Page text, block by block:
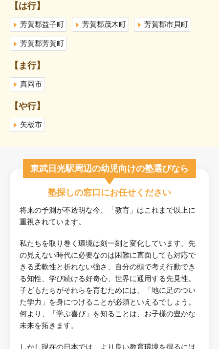
【は行】
芳賀郡益子町 芳賀郡茂木町 芳賀郡市貝町
芳賀郡芳賀町
【ま行】
真岡市
【や行】
矢板市
東武日光駅周辺の幼児向けの塾選びなら
塾探しの窓口にお任せください
将来の予測が不透明な今、「教育」はこれまで以上に
重視されています。
私たちを取り巻く環境は刻一刻と変化しています。先
の見えない時代に必要なのは困難に直面しても対応で
きる柔軟性と折れない強さ、自分の頭で考え行動でき
る知性、学び続ける好奇心、世界に通用する先見性。
子どもたちがそれらを育むためには、「地に足のつい
た学力」を身につけることが必須といえるでしょう。
何より、「学ぶ喜び」を知ることは、お子様の豊かな
未来を拓きます。
しかし現在の日本では、より良い教育環境を得るには